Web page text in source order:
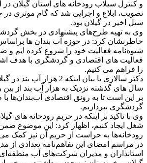
تصویب، ابلاغ و اجرایی شد که گام موثری
سیل اخیر در گیلان بود.
وی به تهیه طرح‌های پیشنهادی در بخش
خاطرنشان کرد: در حوزه آب بندان ها
شیوه‌نامه فعالیت خود را شروع کرده ایم و
فعالیت های اقتصادی و گردشگری با هدف
را فراهم می کنیم.
دکتر سالاری با بیان اینکه 2
سال های گذشته نزدیک به هزار آب بند از
بر این است تا به رونق اقتصادی آب‌بندان‌ها
گردشگری بپردازیم.
وی با تاکید بر اینکه در حریم رودخانه های
شغل ایجاد کنیم، اظهار کرد: این موضوع
رودخانه‌ها به حراست از حریم آن نیز کمک
در مراسم امضای این تفاهم‌نامه تعدادی از
استانداران و مدیران شرکت‌های آب